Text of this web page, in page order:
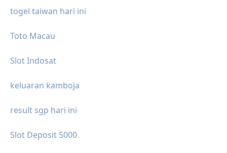
togel taiwan hari ini
Toto Macau
Slot Indosat
keluaran kamboja
result sgp hari ini
Slot Deposit 5000